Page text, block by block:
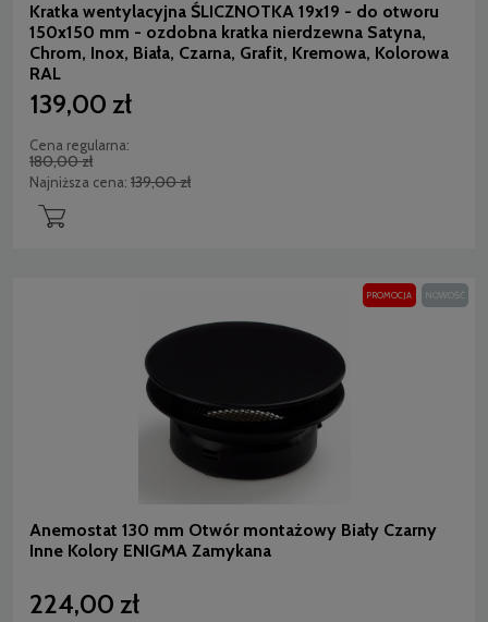
Kratka wentylacyjna ŚLICZNOTKA 19x19 - do otworu
150x150 mm - ozdobna kratka nierdzewna Satyna,
Chrom, Inox, Biała, Czarna, Grafit, Kremowa, Kolorowa
RAL
139,00 zł
Cena regularna:
180,00 zł
Najniższa cena: 139,00 zł
Anemostat 130 mm Otwór montażowy Biały Czarny
Inne Kolory ENIGMA Zamykana
224,00 zł
PROMOCJA NOWOŚĆ